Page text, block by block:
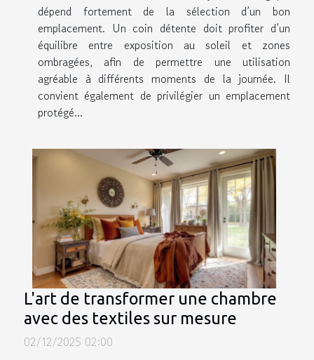
dépend fortement de la sélection d’un bon
emplacement. Un coin détente doit profiter d’un
équilibre entre exposition au soleil et zones
ombragées, afin de permettre une utilisation
agréable à différents moments de la journée. Il
convient également de privilégier un emplacement
protégé...
L'art de transformer une chambre
avec des textiles sur mesure
02/12/2025 02:00